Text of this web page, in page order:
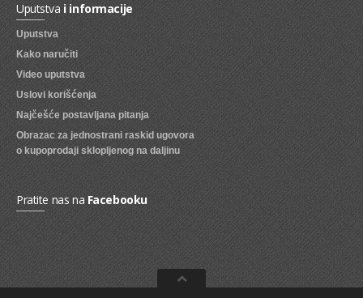
DZEMOVI, MARMALADE I MED
BOMBONI
ZVAKE
LIZALICE
COKOLADE
KREMOVI
BOMBONJERE I PRALINE
MALE COKOLADE I BAROVI
KEKSOVI
KEKS STRUDLE
Uputstvai informacije
Uputstva
Kako naručiti
Video uputstva
Uslovi korišćenja
Najčešće postavljana pitanja
Obrazac za jednostrani raskid ugovora
o kupoprodaji sklopljenog na daljinu
Pratite nas na Facebooku